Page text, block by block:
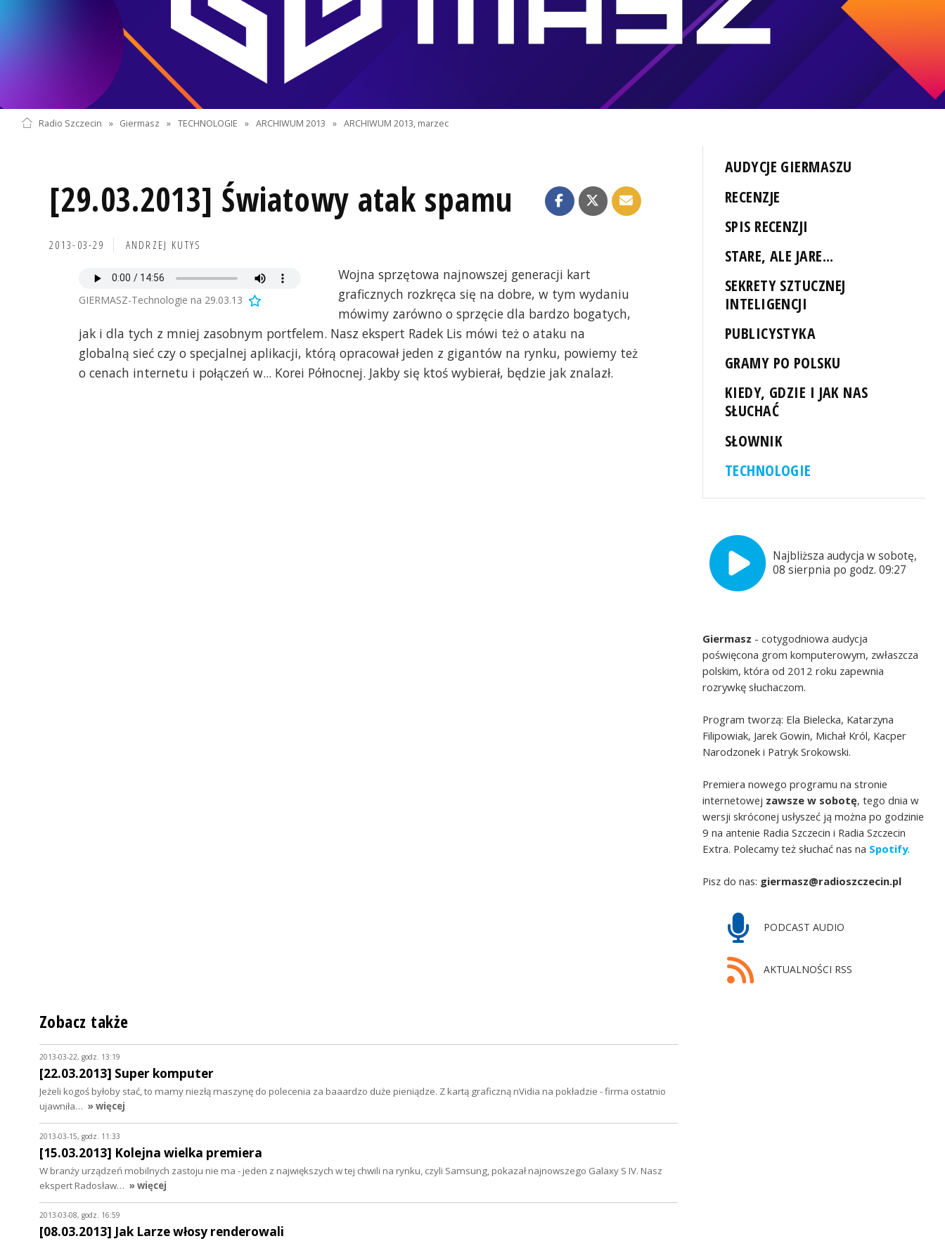
Radio Szczecin » Giermasz » TECHNOLOGIE » ARCHIWUM 2013 » ARCHIWUM 2013, marzec
[29.03.2013] Światowy atak spamu
2013-03-29 ANDRZEJ KUTYS
GIERMASZ-Technologie na 29.03.13
Wojna sprzętowa najnowszej generacji kart
graficznych rozkręca się na dobre, w tym wydaniu
mówimy zarówno o sprzęcie dla bardzo bogatych,
jak i dla tych z mniej zasobnym portfelem. Nasz ekspert Radek Lis mówi też o ataku na
globalną sieć czy o specjalnej aplikacji, którą opracował jeden z gigantów na rynku, powiemy też
o cenach internetu i połączeń w... Korei Północnej. Jakby się ktoś wybierał, będzie jak znalazł.
AUDYCJE GIERMASZU
RECENZJE
SPIS RECENZJI
STARE, ALE JARE...
SEKRETY SZTUCZNEJ
INTELIGENCJI
PUBLICYSTYKA
GRAMY PO POLSKU
KIEDY, GDZIE I JAK NAS
SŁUCHAĆ
SŁOWNIK
TECHNOLOGIE
Najbliższa audycja w sobotę,
08 sierpnia po godz. 09:27
Giermasz - cotygodniowa audycja
poświęcona grom komputerowym, zwłaszcza
polskim, która od 2012 roku zapewnia
rozrywkę słuchaczom.
Program tworzą: Ela Bielecka, Katarzyna
Filipowiak, Jarek Gowin, Michał Król, Kacper
Narodzonek i Patryk Srokowski.
Premiera nowego programu na stronie
internetowej zawsze w sobotę, tego dnia w
wersji skróconej usłyszeć ją można po godzinie
9 na antenie Radia Szczecin i Radia Szczecin
Extra. Polecamy też słuchać nas na Spotify.
Pisz do nas: giermasz@radioszczecin.pl
PODCAST AUDIO
AKTUALNOŚCI RSS
Zobacz także
2013-03-22, godz. 13:19
[22.03.2013] Super komputer
Jeżeli kogoś byłoby stać, to mamy niezłą maszynę do polecenia za baaardzo duże pieniądze. Z kartą graficzną nVidia na pokładzie - firma ostatnio
ujawniła… » więcej
2013-03-15, godz. 11:33
[15.03.2013] Kolejna wielka premiera
W branży urządzeń mobilnych zastoju nie ma - jeden z największych w tej chwili na rynku, czyli Samsung, pokazał najnowszego Galaxy S IV. Nasz
ekspert Radosław… » więcej
2013-03-08, godz. 16:59
[08.03.2013] Jak Larze włosy renderowali